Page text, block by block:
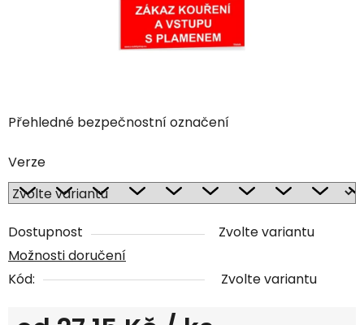
Přehledné bezpečnostní označení
Verze
Dostupnost
Zvolte variantu
Možnosti doručení
Kód:
Zvolte variantu